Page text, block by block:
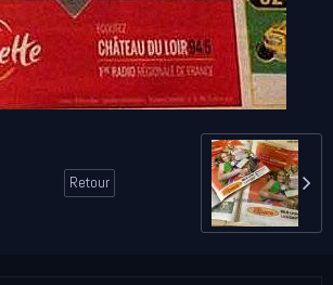
Retour